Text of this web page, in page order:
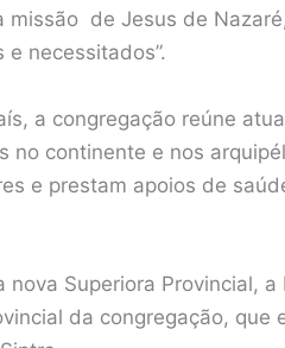
missão de Jesus de
e necessitados”.
a congregação reúne
no continente e nos
e prestam apoios de
nova Superiora Provincial,
da congregação,